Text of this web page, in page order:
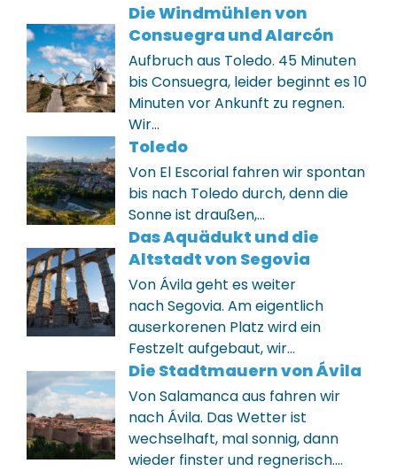
Die Windmühlen von
Consuegra und Alarcón
Aufbruch aus Toledo. 45 Minuten
bis Consuegra, leider beginnt es 10
Minuten vor Ankunft zu regnen.
Wir…
Toledo
Von El Escorial fahren wir spontan
bis nach Toledo durch, denn die
Sonne ist draußen,…
Das Aquädukt und die
Altstadt von Segovia
Von Ávila geht es weiter
nach Segovia. Am eigentlich
auserkorenen Platz wird ein
Festzelt aufgebaut, wir…
Die Stadtmauern von Ávila
Von Salamanca aus fahren wir
nach Ávila. Das Wetter ist
wechselhaft, mal sonnig, dann
wieder finster und regnerisch.…